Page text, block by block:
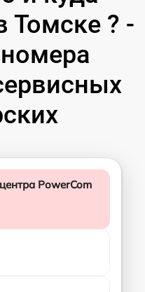
Томске ? -
PowerCom